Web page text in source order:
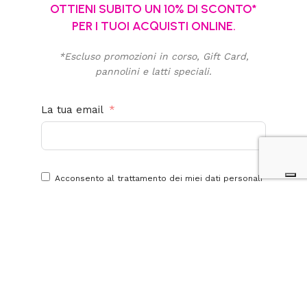
OTTIENI SUBITO UN 10% DI SCONTO*
PER I TUOI ACQUISTI ONLINE.
*Escluso promozioni in corso, Gift Card,
pannolini e latti speciali.
La tua email
Acconsento al trattamento dei miei dati personali